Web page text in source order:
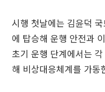
시행 첫날에는 김윤덕
에 탑승해 운행 안전과
초기 운행 단계에서는
해 비상대응체계를 가동